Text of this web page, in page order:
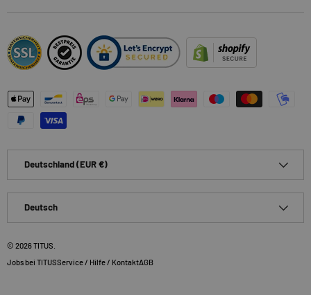
Zahlungsmethoden
Deutschland (EUR €)
Deutsch
© 2026TITUS
Jobs bei TITUSService / Hilfe / KontaktAGB